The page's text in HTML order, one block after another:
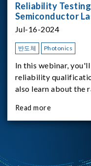
Reliability
Semiconductor
Jul-16-2024
반도체 Photonics
In this webinar,
reliability
also learn about the
test-as-a-service
Read more